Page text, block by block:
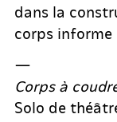
dans la
corps informe
—
Corps à
Solo de